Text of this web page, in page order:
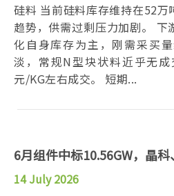
硅料 当前硅料库存维持在52
趋势，供需过剩压力加剧。 下
化自身库存为主，刚需采买
淡，常规N型块状料近乎无
元/KG左右成交。 短期...
6月组件中标10.56GW，晶
14 July 2026